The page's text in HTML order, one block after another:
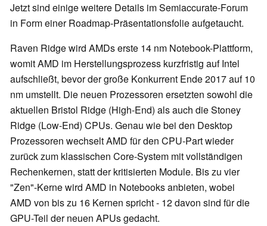
Jetzt sind einige weitere Details im Semiaccurate-Forum
in Form einer Roadmap-Präsentationsfolie aufgetaucht.
Raven Ridge wird AMDs erste 14 nm Notebook-Plattform,
womit AMD im Herstellungsprozess kurzfristig auf Intel
aufschließt, bevor der große Konkurrent Ende 2017 auf 10
nm umstellt. Die neuen Prozessoren ersetzten sowohl die
aktuellen Bristol Ridge (High-End) als auch die Stoney
Ridge (Low-End) CPUs. Genau wie bei den Desktop
Prozessoren wechselt AMD für den CPU-Part wieder
zurück zum klassischen Core-System mit vollständigen
Rechenkernen, statt der kritisierten Module. Bis zu vier
"Zen"-Kerne wird AMD in Notebooks anbieten, wobei
AMD von bis zu 16 Kernen spricht - 12 davon sind für die
GPU-Teil der neuen APUs gedacht.